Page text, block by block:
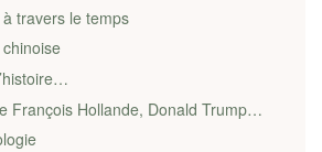
à travers le temps
chinoise
François Hollande, Donald Trump…